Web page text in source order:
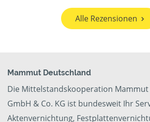
Alle Rezensionen
Mammut Deutschland
Die Mittelstandskooperation
GmbH & Co. KG ist bundesweit Ihr
Aktenvernichtung,